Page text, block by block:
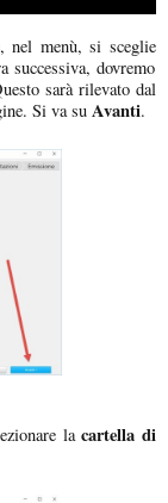
nel menù, si sceglie
successiva, dovremo
sarà rilevato dal
Si va su Avanti.
lacartella di